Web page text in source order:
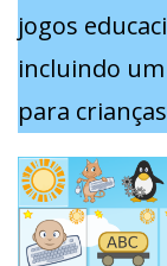
jogos
incluindo
para